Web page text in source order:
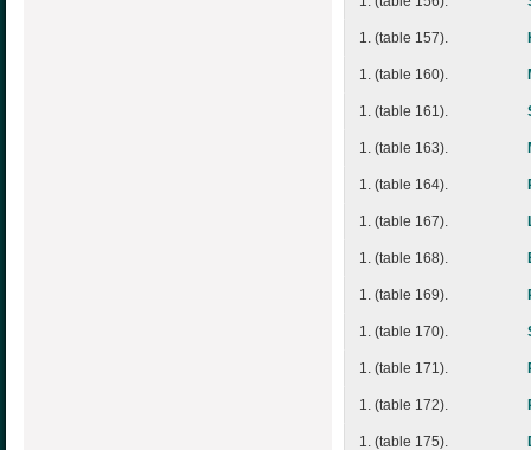
1. (table 157).
1. (table 160).
1. (table 161).
1. (table 163).
1. (table 164).
1. (table 167).
1. (table 168).
1. (table 169).
1. (table 170).
1. (table 171).
1. (table 172).
1. (table 175).